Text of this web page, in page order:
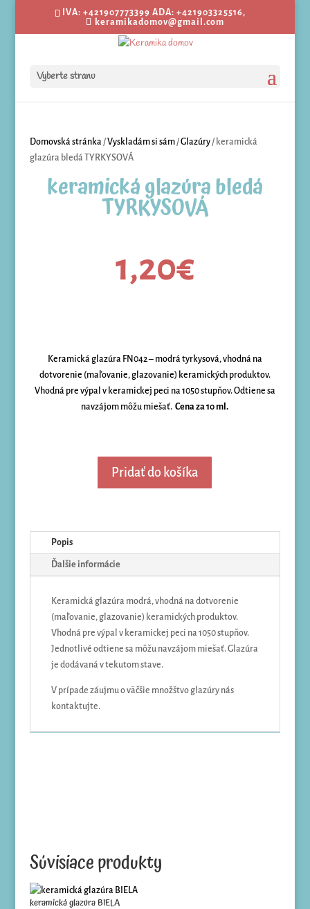
IVA: +421907773399 ADA: +421903325516,
keramikadomov@gmail.com
Vyberte stranu
Domovská stránka /Vyskladám si sám/Glazúry/ keramická
glazúra bledá TYRKYSOVÁ
keramická glazúra bledá
TYRKYSOVÁ
1,20€
Keramická glazúra FN042 – modrá tyrkysová, vhodná na
dotvorenie (maľovanie, glazovanie) keramických produktov.
Vhodná pre výpal v keramickej peci na 1050 stupňov. Odtiene sa
navzájom môžu miešať.Cena za 10 ml.
Pridať do košíka
Popis
Ďalšie informácie
Keramická glazúra modrá, vhodná na dotvorenie
(maľovanie, glazovanie) keramických produktov.
Vhodná pre výpal v keramickej peci na 1050 stupňov.
Jednotlivé odtiene sa môžu navzájom miešať. Glazúra
je dodávaná v tekutom stave.
V prípade záujmu o väčšie množštvo glazúry nás
kontaktujte.
Súvisiace produkty
keramická glazúra BIELA